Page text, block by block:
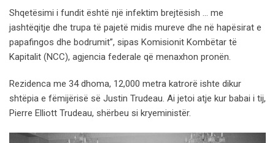
Shqetësimi i fundit është një infektim brejtësish … me
jashtëqitje dhe trupa të pajetë midis mureve dhe në hapësirat e
papafingos dhe bodrumit”, sipas Komisionit Kombëtar të
Kapitalit (NCC), agjencia federale që menaxhon pronën.
Rezidenca me 34 dhoma, 12,000 metra katrorë ishte dikur
shtëpia e fëmijërisë së Justin Trudeau. Ai jetoi atje kur babai i tij,
Pierre Elliott Trudeau, shërbeu si kryeministër.